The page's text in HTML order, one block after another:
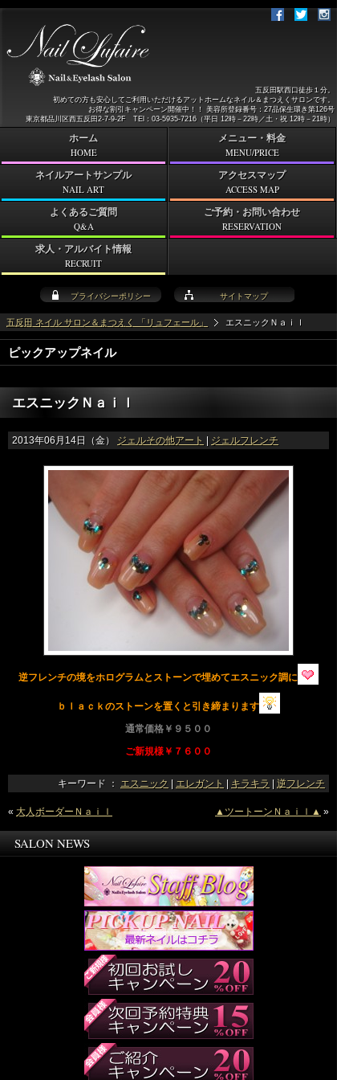
五反田 ネイル サロン＆まつえく 「リュフェール」 エスニックＮａｉｌ
ピックアップネイル
エスニックＮａｉｌ
2013年06月14日（金） ジェルその他アート | ジェルフレンチ
逆フレンチの境をホログラムとストーンで埋めてエスニック調に
ｂｌａｃｋのストーンを置くと引き締まります
通常価格￥９５００
ご新規様￥７６００
キーワード ： エスニック | エレガント | キラキラ | 逆フレンチ
« 大人ボーダーＮａｉｌ ▲ツートーンＮａｉｌ▲ »
SALON NEWS
プライバシーポリシー サイトマップ
五反田駅西口徒歩１分。
初めての方も安心してご利用いただけるアットホームなネイル＆まつえくサロンです。
お得な割引キャンペーン開催中！！ 美容所登録番号：27品保生環き第126号
東京都品川区西五反田2-7-9-2F TEl：03-5935-7216（平日 12時－22時／土・祝 12時－21時）
ホーム
HOME
メニュー・料金
MENU/PRICE
ネイルアートサンプル
NAIL ART
アクセスマップ
ACCESS MAP
よくあるご質問
Q&A
ご予約・お問い合わせ
RESERVATION
求人・アルバイト情報
RECRUIT